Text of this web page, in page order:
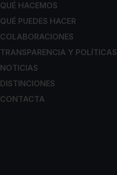
QUÉ HACEMOS
QUÉ PUEDES HACER
COLABORACIONES
TRANSPARENCIA Y POLÍTICAS
NOTICIAS
DISTINCIONES
CONTACTA